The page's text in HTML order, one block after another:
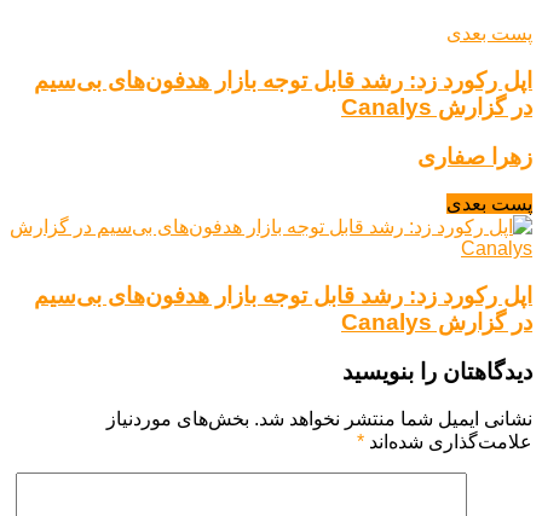
پست بعدی
اپل رکورد زد: رشد قابل توجه بازار هدفون‌های بی‌سیم
در گزارش Canalys
زهرا صفاری
پست بعدی
اپل رکورد زد: رشد قابل توجه بازار هدفون‌های بی‌سیم
در گزارش Canalys
دیدگاهتان را بنویسید
نشانی ایمیل شما منتشر نخواهد شد. بخش‌های موردنیاز
علامت‌گذاری شده‌اند *